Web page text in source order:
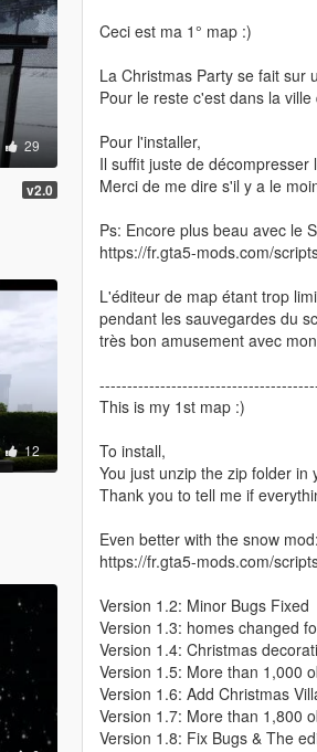
29
v2.0
12
Ceci est ma 1° map :)
La Christmas Party se fait sur
Pour le reste c'est dans la
Pour l'installer,
Il suffit juste de
Merci de me dire s'il y a le
Ps: Encore plus beau avec le
https://fr.gta5-mods.com/
L'éditeur de map étant trop
pendant les sauvegardes du
très bon amusement avec
This is my 1st map :)
To install,
You just unzip the zip folder in
Thank you to tell me if
Even better with the snow mod:
https://fr.gta5-mods.com/
Version 1.2: Minor Bugs Fixed
Version 1.3: homes changed
Version 1.4: Christmas
Version 1.5: More than 1,000
Version 1.6: Add Christmas
Version 1.7: More than 1,800
Version 1.8: Fix Bugs & The